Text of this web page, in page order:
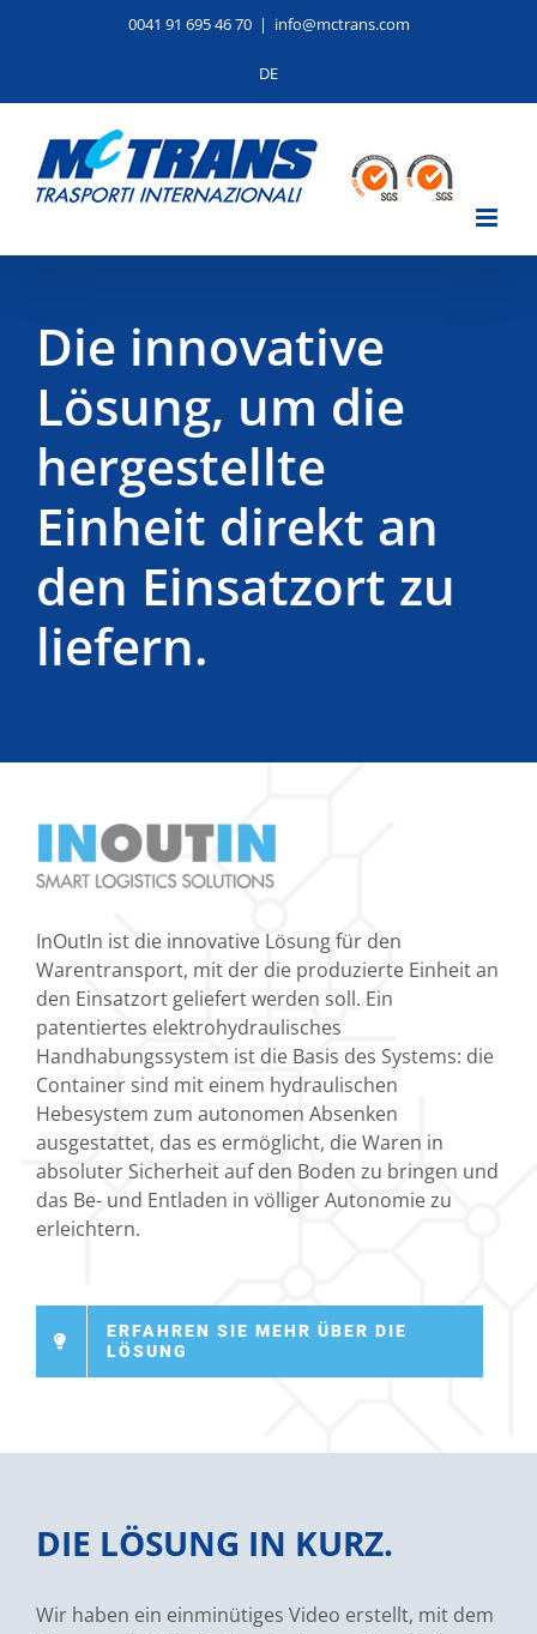
0041 91 695 46 70 | info@mctrans.com
DE
Die innovative
Lösung, um die
hergestellte
Einheit direkt an
den Einsatzort zu
liefern.
InOutIn ist die innovative Lösung für den
Warentransport, mit der die produzierte Einheit an
den Einsatzort geliefert werden soll. Ein
patentiertes elektrohydraulisches
Handhabungssystem ist die Basis des Systems: die
Container sind mit einem hydraulischen
Hebesystem zum autonomen Absenken
ausgestattet, das es ermöglicht, die Waren in
absoluter Sicherheit auf den Boden zu bringen und
das Be- und Entladen in völliger Autonomie zu
erleichtern.
ERFAHREN SIE MEHR ÜBER DIE
LÖSUNG
DIE LÖSUNG IN KURZ.
Wir haben ein einminütiges Video erstellt, mit dem